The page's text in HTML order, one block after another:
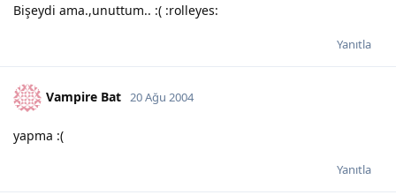
Bişeydi ama.,unuttum.. :( :rolleyes:
Yanıtla
Vampire Bat 20 Ağu 2004
yapma :(
Yanıtla